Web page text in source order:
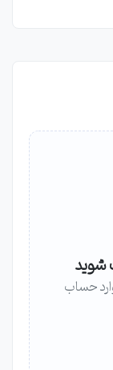
شوید
حساب